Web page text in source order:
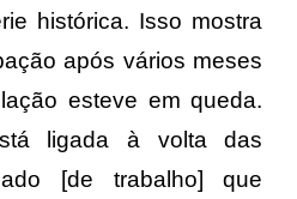
histórica. Isso mostra
após vários meses
esteve em queda.
ligada à volta das
[de trabalho] que